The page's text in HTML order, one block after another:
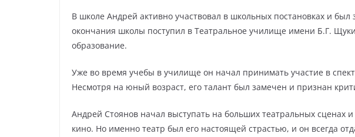
В школе Андрей активно участвовал в школьных постановках и был
окончания школы поступил в Театральное училище имени Б.Г.
образование.
Уже во время учебы в училище он начал принимать участие в
Несмотря на юный возраст, его талант был замечен и признан
Андрей Стоянов начал выступать на больших театральных сценах
кино. Но именно театр был его настоящей страстью, и он всегда